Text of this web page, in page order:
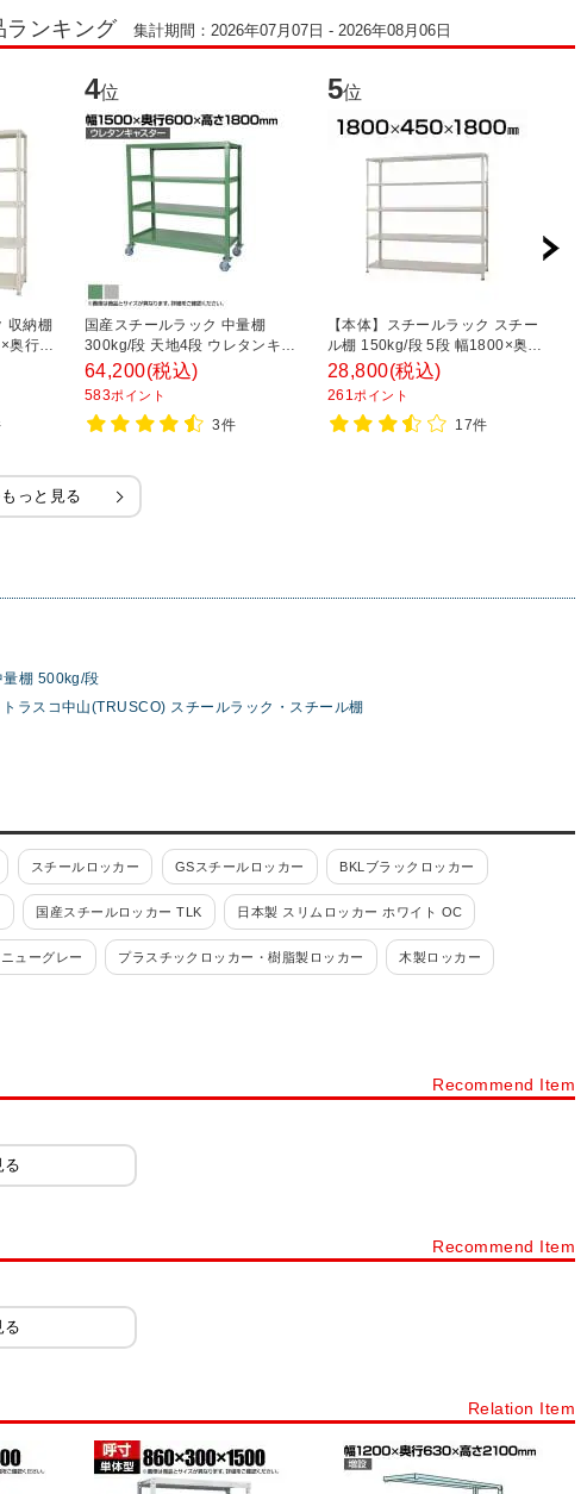
ランキング 集計期間：2026年07月07日 - 2026年08月06日
収納棚
奥行
イト・
4位
国産スチールラック 中量棚
300kg/段 天地4段 ウレタンキャ
スター付き 収納棚 スチール棚 幅
1500×奥行600×高さ1800mm キ
ャスター直径150×高さ200mm
64,200(税込)
583ポイント
3件
5位
【本体】スチールラック スチー
ル棚 150kg/段 5段 幅1800×奥行
450×高さ1800mm
28,800(税込)
261ポイント
17件
っと見る
量棚 500kg/段
トラスコ中山(TRUSCO) スチールラック・スチール棚
スチールロッカー GSスチールロッカー BKLブラックロッカー
国産スチールロッカー TLK 日本製 スリムロッカー ホワイト OC
ューグレー プラスチックロッカー・樹脂製ロッカー 木製ロッカー
扉タイプから探す
棚
ラック シェルゴ スチールワイヤーラック シェルゴ
Recommend Item
る
Recommend Item
る
Relation Item